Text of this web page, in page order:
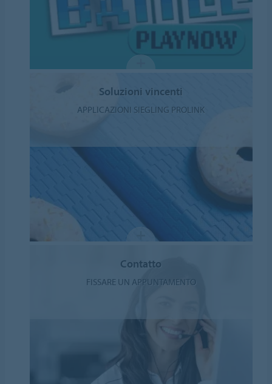
Soluzioni vincenti
APPLICAZIONI SIEGLING PROLINK
Contatto
FISSARE UN APPUNTAMENTO